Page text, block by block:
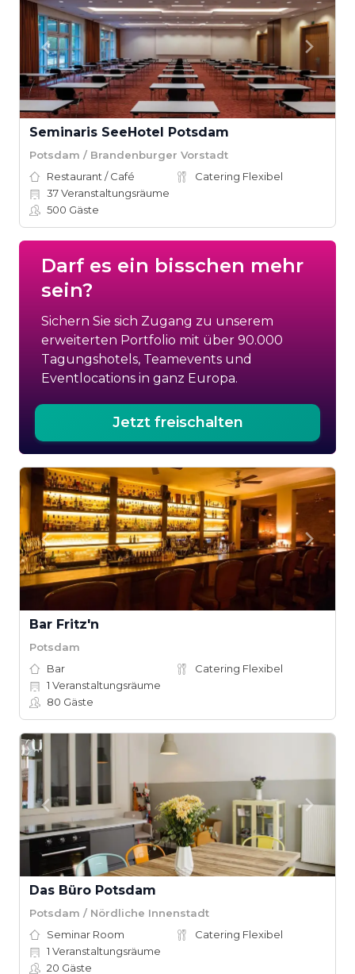
Seminaris SeeHotel Potsdam
Potsdam / Brandenburger Vorstadt
Restaurant / Café
Catering Flexibel
37Veranstaltungsräume
500 Gäste
Darf es ein bisschen mehr
sein?
Sichern Sie sich Zugang zu unserem
erweiterten Portfolio mit über 90.000
Tagungshotels, Teamevents und
Eventlocations in ganz Europa.
Jetzt freischalten
Bar Fritz'n
Potsdam
Bar
Catering Flexibel
1 Veranstaltungsräume
80 Gäste
Das Büro Potsdam
Potsdam / Nördliche Innenstadt
Seminar Room
Catering Flexibel
1 Veranstaltungsräume
20 Gäste